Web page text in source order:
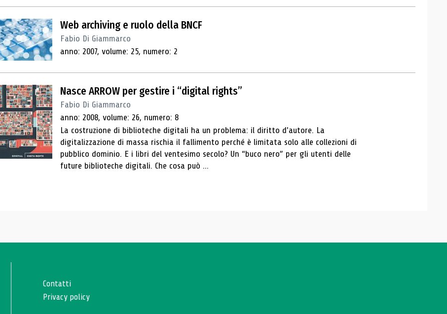
Web archiving e ruolo della BNCF
Fabio Di Giammarco
anno: 2007, volume: 25, numero: 2
Nasce ARROW per gestire i “digital rights”
Fabio Di Giammarco
anno: 2008, volume: 26, numero: 8
La costruzione di biblioteche digitali ha un problema: il diritto d'autore. La
digitalizzazione di massa rischia il fallimento perché è limitata solo alle collezioni di
pubblico dominio. E i libri del ventesimo secolo? Un “buco nero” per gli utenti delle
future biblioteche digitali. Che cosa può ...
Contatti
Privacy policy